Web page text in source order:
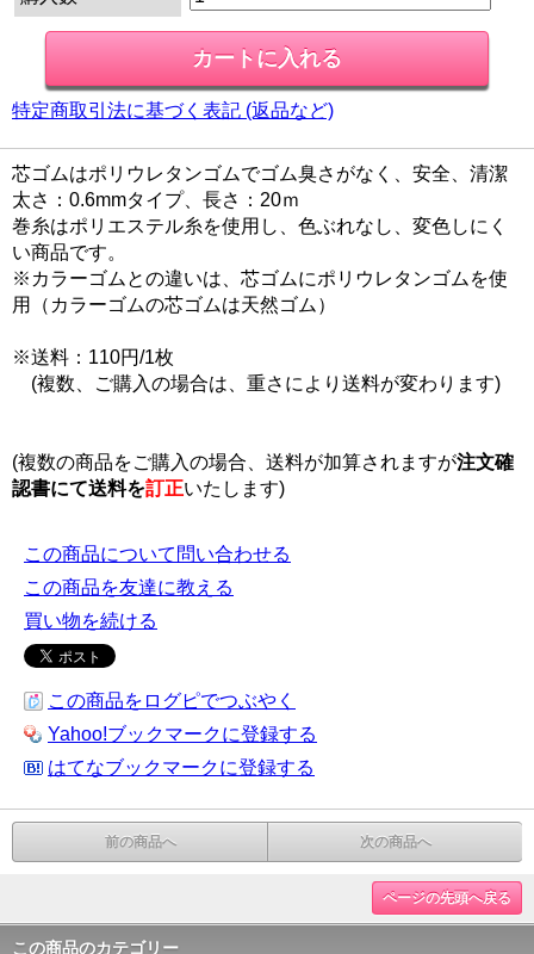
特定商取引法に基づく表記 (返品など)
芯ゴムはポリウレタンゴムでゴム臭さがなく、安全、清潔
太さ：0.6mmタイプ、長さ：20ｍ
巻糸はポリエステル糸を使用し、色ぶれなし、変色しにく
い商品です。
※カラーゴムとの違いは、芯ゴムにポリウレタンゴムを使
用（カラーゴムの芯ゴムは天然ゴム）
※送料：110円/1枚
(複数、ご購入の場合は、重さにより送料が変わります)
(複数の商品をご購入の場合、送料が加算されますが注文確
認書にて送料を訂正いたします)
この商品について問い合わせる
この商品を友達に教える
買い物を続ける
この商品をログピでつぶやく
Yahoo!ブックマークに登録する
はてなブックマークに登録する
前の商品へ 次の商品へ
ページの先頭へ戻る
この商品のカテゴリー